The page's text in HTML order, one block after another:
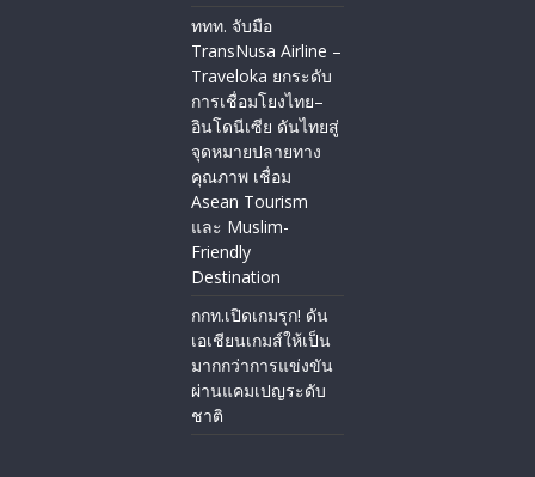
ททท. จับมือ
TransNusa Airline –
Traveloka ยกระดับ
การเชื่อมโยงไทย–
อินโดนีเซีย ดันไทยสู่
จุดหมายปลายทาง
คุณภาพ เชื่อม
Asean Tourism
และ Muslim-
Friendly
Destination
กกท.เปิดเกมรุก! ดัน
เอเชียนเกมส์ให้เป็น
มากกว่าการแข่งขัน
ผ่านแคมเปญระดับ
ชาติ